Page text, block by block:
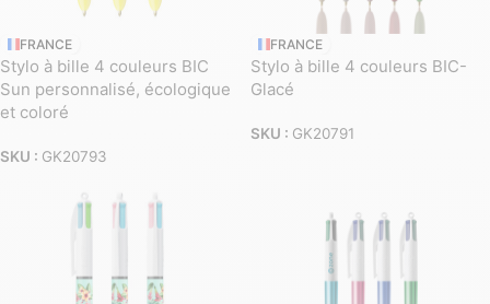
FRANCE
Stylo à bille 4 couleurs BIC
Sun personnalisé, écologique
et coloré
SKU : GK20793
FRANCE
Stylo à bille 4 couleurs BIC-
Glacé
SKU : GK20791